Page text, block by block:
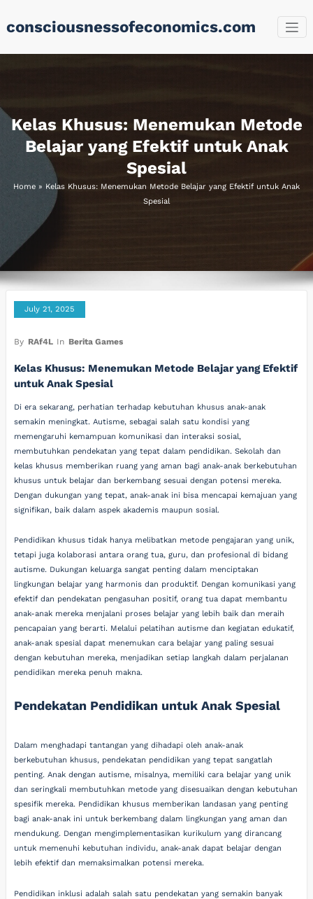
consciousnessofeconomics.com
Kelas Khusus: Menemukan Metode
Belajar yang Efektif untuk Anak
Spesial
Home » Kelas Khusus: Menemukan Metode Belajar yang Efektif untuk Anak
Spesial
July 21, 2025
By RAf4L In Berita Games
Kelas Khusus: Menemukan Metode Belajar yang Efektif
untuk Anak Spesial
Di era sekarang, perhatian terhadap kebutuhan khusus anak-anak
semakin meningkat. Autisme, sebagai salah satu kondisi yang
memengaruhi kemampuan komunikasi dan interaksi sosial,
membutuhkan pendekatan yang tepat dalam pendidikan. Sekolah dan
kelas khusus memberikan ruang yang aman bagi anak-anak berkebutuhan
khusus untuk belajar dan berkembang sesuai dengan potensi mereka.
Dengan dukungan yang tepat, anak-anak ini bisa mencapai kemajuan yang
signifikan, baik dalam aspek akademis maupun sosial.
Pendidikan khusus tidak hanya melibatkan metode pengajaran yang unik,
tetapi juga kolaborasi antara orang tua, guru, dan profesional di bidang
autisme. Dukungan keluarga sangat penting dalam menciptakan
lingkungan belajar yang harmonis dan produktif. Dengan komunikasi yang
efektif dan pendekatan pengasuhan positif, orang tua dapat membantu
anak-anak mereka menjalani proses belajar yang lebih baik dan meraih
pencapaian yang berarti. Melalui pelatihan autisme dan kegiatan edukatif,
anak-anak spesial dapat menemukan cara belajar yang paling sesuai
dengan kebutuhan mereka, menjadikan setiap langkah dalam perjalanan
pendidikan mereka penuh makna.
Pendekatan Pendidikan untuk Anak Spesial
Dalam menghadapi tantangan yang dihadapi oleh anak-anak
berkebutuhan khusus, pendekatan pendidikan yang tepat sangatlah
penting. Anak dengan autisme, misalnya, memiliki cara belajar yang unik
dan seringkali membutuhkan metode yang disesuaikan dengan kebutuhan
spesifik mereka. Pendidikan khusus memberikan landasan yang penting
bagi anak-anak ini untuk berkembang dalam lingkungan yang aman dan
mendukung. Dengan mengimplementasikan kurikulum yang dirancang
untuk memenuhi kebutuhan individu, anak-anak dapat belajar dengan
lebih efektif dan memaksimalkan potensi mereka.
Pendidikan inklusi adalah salah satu pendekatan yang semakin banyak